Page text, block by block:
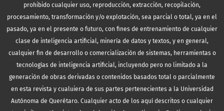
prohibido cualquier uso, reproducción, extracción, recopilación,
procesamiento, transformación y/o explotación, sea parcial o total, ya en el
pasado, ya en el presente o futuro, con fines de entrenamiento de cualquier
clase de inteligencia artificial, minería de datos y textos, y en general,
cualquier fin de desarrollo o comercialización de sistemas, herramientas o
tecnologías de inteligencia artificial, incluyendo pero no limitado a la
generación de obras derivadas o contenidos basados total o parcialmente
en esta revista y cualuiera de sus partes pertenecientes a la Universidad
Autónoma de Querétaro. Cualquier acto de los aquí descritos o cualquier